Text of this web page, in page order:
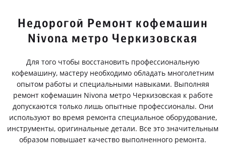
Недорогой Ремонт кофемашин
Nivona метро Черкизовская
Для того чтобы восстановить профессиональную
кофемашину, мастеру необходимо обладать многолетним
опытом работы и специальными навыками. Выполняя
ремонт кофемашин Nivona метро Черкизовская к работе
допускаются только лишь опытные профессионалы. Они
используют во время ремонта специальное оборудование,
инструменты, оригинальные детали. Все это значительным
образом повышает качество выполненного ремонта.